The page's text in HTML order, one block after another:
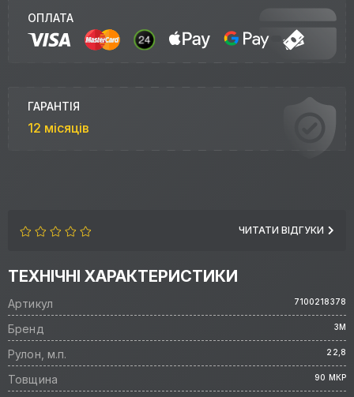
ЧИТАТИ ВІДГУКИ
ТЕХНІЧНІ ХАРАКТЕРИСТИКИ
Артикул 7100218378
Бренд 3M
Рулон, м.п. 22,8
Товщина 90 МКР
ОПЛАТА
ГАРАНТІЯ
12 місяців